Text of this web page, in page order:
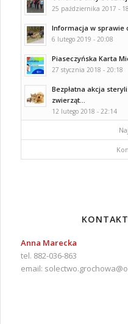
25 października 2017 -
Informacja w sprawie
6 lutego 2019 - 20:08
Piaseczyńska Karta
27 stycznia 2018 - 20:18
Bezpłatna akcja
zwierząt...
12 lutego 2018 - 22:14
Anna Marecka
tel. 882-036-863
email: